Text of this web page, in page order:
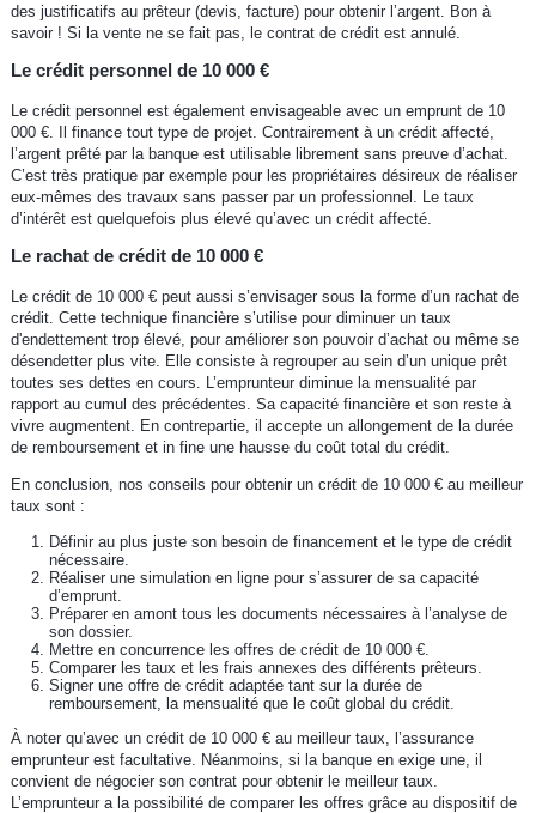
des justificatifs au prêteur (devis, facture) pour obtenir l’argent. Bon à
savoir ! Si la vente ne se fait pas, le contrat de crédit est annulé.
Le crédit personnel de 10 000 €
Le crédit personnel est également envisageable avec un emprunt de 10
000 €. Il finance tout type de projet. Contrairement à un crédit affecté,
l’argent prêté par la banque est utilisable librement sans preuve d’achat.
C’est très pratique par exemple pour les propriétaires désireux de réaliser
eux-mêmes des travaux sans passer par un professionnel. Le taux
d’intérêt est quelquefois plus élevé qu’avec un crédit affecté.
Le rachat de crédit de 10 000 €
Le crédit de 10 000 € peut aussi s’envisager sous la forme d’un rachat de
crédit. Cette technique financière s’utilise pour diminuer un taux
d'endettement trop élevé, pour améliorer son pouvoir d’achat ou même se
désendetter plus vite. Elle consiste à regrouper au sein d’un unique prêt
toutes ses dettes en cours. L’emprunteur diminue la mensualité par
rapport au cumul des précédentes. Sa capacité financière et son reste à
vivre augmentent. En contrepartie, il accepte un allongement de la durée
de remboursement et in fine une hausse du coût total du crédit.
En conclusion, nos conseils pour obtenir un crédit de 10 000 € au meilleur
taux sont :
Définir au plus juste son besoin de financement et le type de crédit
nécessaire.
Réaliser une simulation en ligne pour s’assurer de sa capacité
d’emprunt.
Préparer en amont tous les documents nécessaires à l’analyse de
son dossier.
Mettre en concurrence les offres de crédit de 10 000 €.
Comparer les taux et les frais annexes des différents prêteurs.
Signer une offre de crédit adaptée tant sur la durée de
remboursement, la mensualité que le coût global du crédit.
À noter qu’avec un crédit de 10 000 € au meilleur taux, l’assurance
emprunteur est facultative. Néanmoins, si la banque en exige une, il
convient de négocier son contrat pour obtenir le meilleur taux.
L’emprunteur a la possibilité de comparer les offres grâce au dispositif de